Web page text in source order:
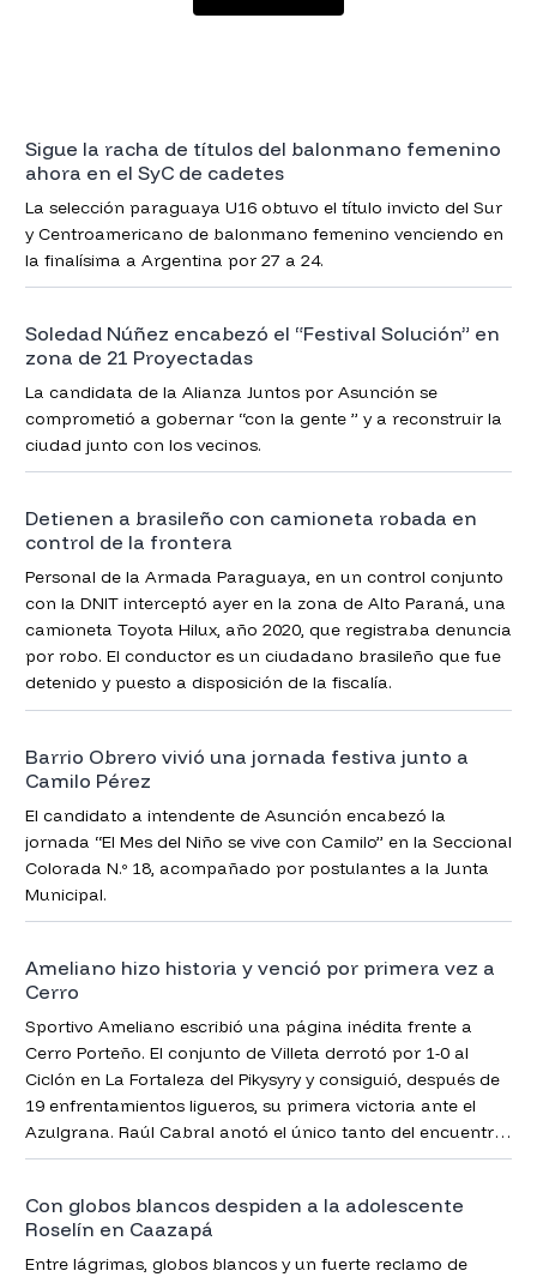
Sigue la racha de títulos del balonmano femenino
ahora en el SyC de cadetes
La selección paraguaya U16 obtuvo el título invicto del Sur
y Centroamericano de balonmano femenino venciendo en
la finalísima a Argentina por 27 a 24.
Soledad Núñez encabezó el “Festival Solución” en
zona de 21 Proyectadas
La candidata de la Alianza Juntos por Asunción se
comprometió a gobernar “con la gente ” y a reconstruir la
ciudad junto con los vecinos.
Detienen a brasileño con camioneta robada en
control de la frontera
Personal de la Armada Paraguaya, en un control conjunto
con la DNIT interceptó ayer en la zona de Alto Paraná, una
camioneta Toyota Hilux, año 2020, que registraba denuncia
por robo. El conductor es un ciudadano brasileño que fue
detenido y puesto a disposición de la fiscalía.
Barrio Obrero vivió una jornada festiva junto a
Camilo Pérez
El candidato a intendente de Asunción encabezó la
jornada “El Mes del Niño se vive con Camilo” en la Seccional
Colorada N.º 18, acompañado por postulantes a la Junta
Municipal.
Ameliano hizo historia y venció por primera vez a
Cerro
Sportivo Ameliano escribió una página inédita frente a
Cerro Porteño. El conjunto de Villeta derrotó por 1-0 al
Ciclón en La Fortaleza del Pikysyry y consiguió, después de
19 enfrentamientos ligueros, su primera victoria ante el
Azulgrana. Raúl Cabral anotó el único tanto del encuentro
que dio continuidad a la cuarta fecha del Torneo Clausura
Con globos blancos despiden a la adolescente
Roselín en Caazapá
Entre lágrimas, globos blancos y un fuerte reclamo de